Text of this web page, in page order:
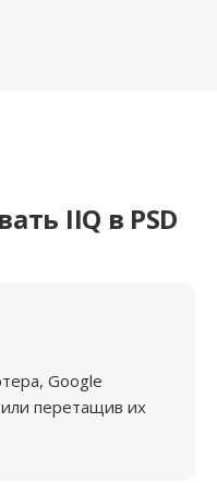
IIQ в PSD
Google
перетащив их